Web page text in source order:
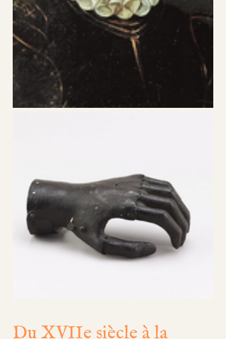
Du XVIIe siècle à la